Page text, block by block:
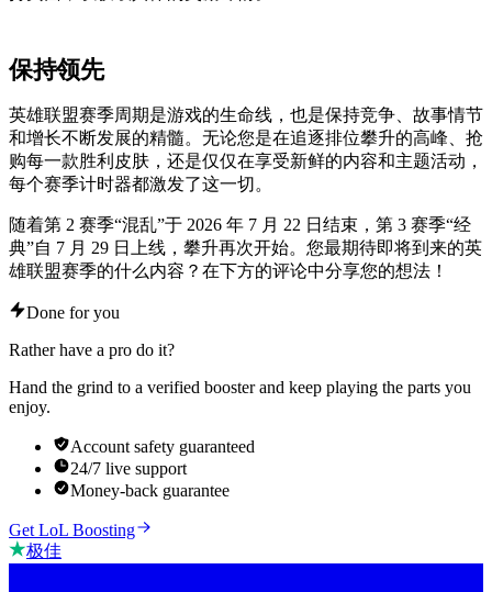
保持领先
英雄联盟赛季周期是游戏的生命线，也是保持竞争、故事情节
和增长不断发展的精髓。无论您是在追逐排位攀升的高峰、抢
购每一款胜利皮肤，还是仅仅在享受新鲜的内容和主题活动，
每个赛季计时器都激发了这一切。
随着第 2 赛季“混乱”于 2026 年 7 月 22 日结束，第 3 赛季“经
典”自 7 月 29 日上线，攀升再次开始。您最期待即将到来的英
雄联盟赛季的什么内容？在下方的评论中分享您的想法！
Done for you
Rather have a pro do it?
Hand the grind to a verified booster and keep playing the parts you
enjoy.
Account safety guaranteed
24/7 live support
Money-back guarantee
Get LoL Boosting
极佳